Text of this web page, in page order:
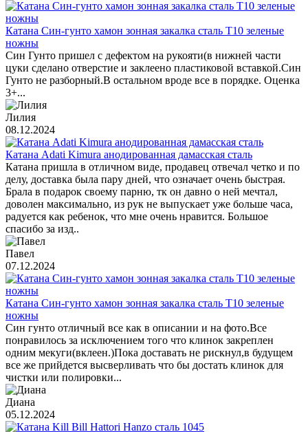
Катана Син-гунто хамон зонная закалка сталь T10 зеленые
ножны
Син Гунто пришел с дефектом на рукояти(в нижней части
цуки сделано отверстие и заклеено пластиковой вставкой.Син
Гунто не разборный.В остальном вроде все в порядке. Оценка
3+...
Лилия
08.12.2024
Катана Adati Kimura анодированная дамасская сталь
Катана пришла в отличном виде, продавец отвечал четко и по
делу, доставка была пару дней, что означает очень быстрая.
Брала в подарок своему парню, тк он давно о ней мечтал,
доволен максимально, из рук не выпускает уже больше часа,
радуется как ребенок, что мне очень нравится. Большое
спасибо за изд..
Павел
07.12.2024
Катана Син-гунто хамон зонная закалка сталь T10 зеленые
ножны
Син гунто отличный все как в описании и на фото.Все
понравилось за исключением того что клинок закреплен
одним мекуги(вклеен.)Пока доставать не рискнул,в будущем
все же прийдется высверливать что бы достать клинок для
чистки или полировки...
Диана
05.12.2024